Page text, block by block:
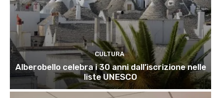
CULTURA
Alberobello celebra i 30 anni dall’iscrizione nelle
liste UNESCO